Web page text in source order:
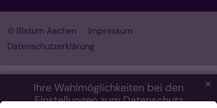
Ihre Wahlmöglichkeiten bei den
Einstellungen zum Datenschutz
✕
© Bistum Aachen
Impressum
Datenschutzerklärung